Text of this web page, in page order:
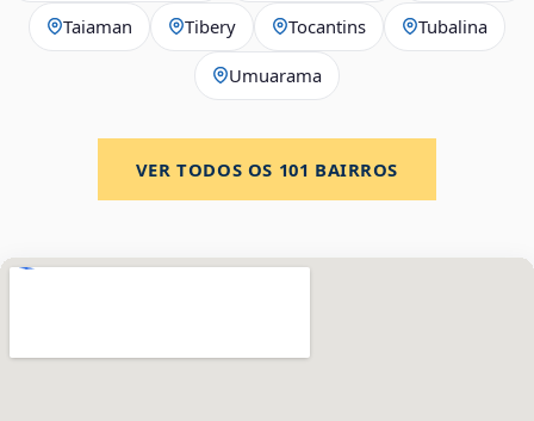
Taiaman Tibery Tocantins Tubalina
Umuarama
VER TODOS OS 101 BAIRROS